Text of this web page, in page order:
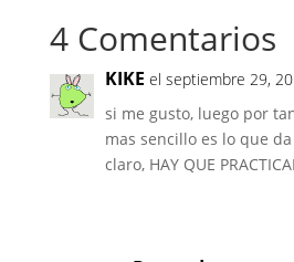
4 Comentarios
KIKE el septiembre 29,
si me gusto, luego por
mas sencillo es lo que
claro, HAY QUE